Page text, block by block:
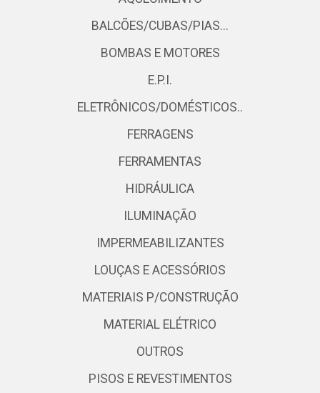
BALCÕES/CUBAS/PIAS...
BOMBAS E MOTORES
E.P.I.
ELETRÔNICOS/DOMÉSTICOS..
FERRAGENS
FERRAMENTAS
HIDRÁULICA
ILUMINAÇÃO
IMPERMEABILIZANTES
LOUÇAS E ACESSÓRIOS
MATERIAIS P/CONSTRUÇÃO
MATERIAL ELÉTRICO
OUTROS
PISOS E REVESTIMENTOS